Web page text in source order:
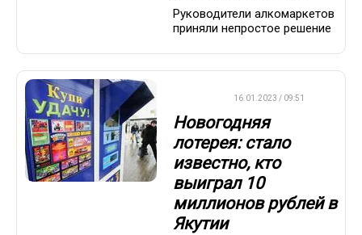
Руководители алкомаркетов
приняли непростое решение
16.01.2023 / 09:51
Новогодняя
лотерея: стало
известно, кто
выиграл 10
миллионов рублей в
Якутии